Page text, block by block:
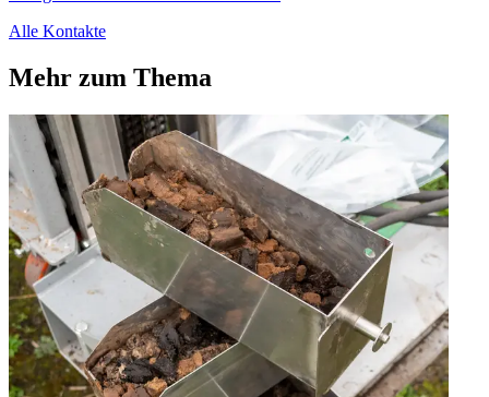
Alle Kontakte
Mehr zum Thema